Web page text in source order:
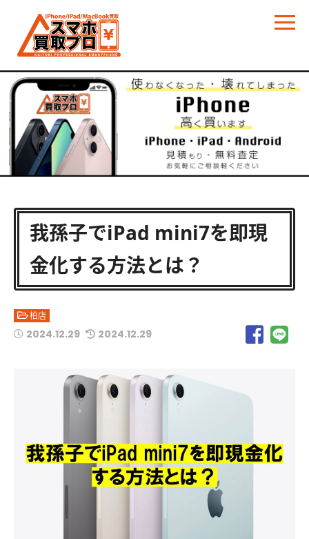
我孫子でiPad mini7を即現
金化する方法とは？
柏店
2024.12.29 2024.12.29